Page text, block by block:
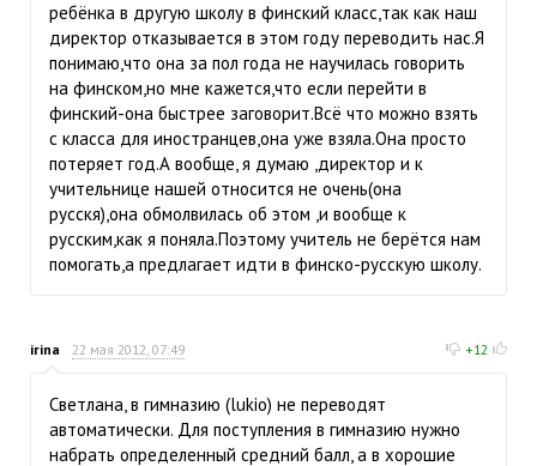
ребёнка в другую школу в финский класс,так как наш
директор отказывается в этом году переводить нас.Я
понимаю,что она за пол года не научилась говорить
на финском,но мне кажется,что если перейти в
финский-она быстрее заговорит.Всё что можно взять
с класса для иностранцев,она уже взяла.Она просто
потеряет год.А вообще, я думаю ,директор и к
учительнице нашей относится не очень(она
русскя),она обмолвилась об этом ,и вообще к
русским,как я поняла.Поэтому учитель не берётся нам
помогать,а предлагает идти в финско-русскую школу.
irina 22 мая 2012, 07:49 +12
Светлана, в гимназию (lukio) не переводят
автоматически. Для поступления в гимназию нужно
набрать определенный средний балл, а в хорошие